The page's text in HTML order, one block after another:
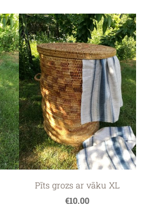
Pīts grozs ar vāku XL
€10.00